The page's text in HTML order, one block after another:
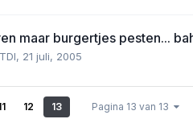
maar burgertjes pesten...
, 21 juli, 2005
12 13 Pagina 13 van 13